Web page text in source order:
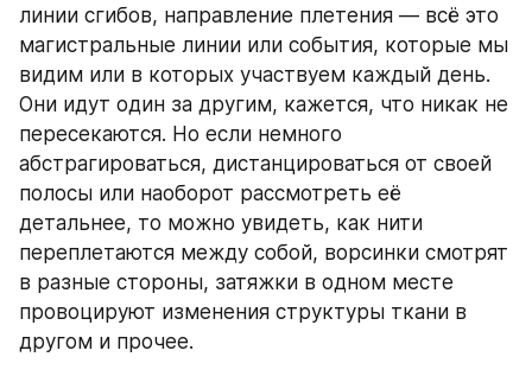
линии сгибов, направление плетения — всё это
магистральные линии или события, которые мы
видим или в которых участвуем каждый день.
Они идут один за другим, кажется, что никак не
пересекаются. Но если немного
абстрагироваться, дистанцироваться от своей
полосы или наоборот рассмотреть её
детальнее, то можно увидеть, как нити
переплетаются между собой, ворсинки смотрят
в разные стороны, затяжки в одном месте
провоцируют изменения структуры ткани в
другом и прочее.